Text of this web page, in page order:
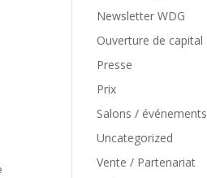
Newsletter WDG
Ouverture de capital
Presse
Prix
Salons / événements
Uncategorized
Vente / Partenariat